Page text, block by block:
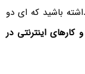
باشید که ای دو
اینترنتی در